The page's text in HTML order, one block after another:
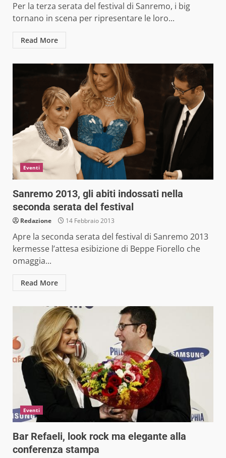
Per la terza serata del festival di Sanremo, i big
tornano in scena per ripresentare le loro...
Read More
Eventi
Sanremo 2013, gli abiti indossati nella
seconda serata del festival
Redazione 14 Febbraio 2013
Apre la seconda serata del festival di Sanremo 2013
kermesse l’attesa esibizione di Beppe Fiorello che
omaggia...
Read More
Eventi
Bar Refaeli, look rock ma elegante alla
conferenza stampa